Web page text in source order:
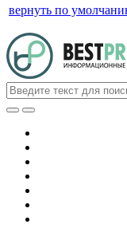
вернуть по